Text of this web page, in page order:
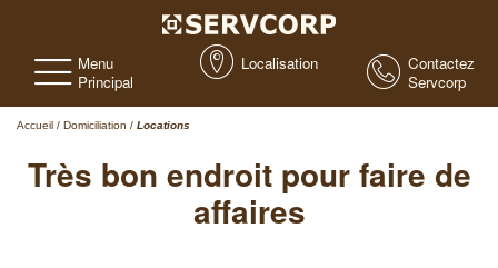
Menu
Principal
Localisation
Contactez
Servcorp
Accueil / Domiciliation / Locations
Très bon endroit pour faire de
affaires